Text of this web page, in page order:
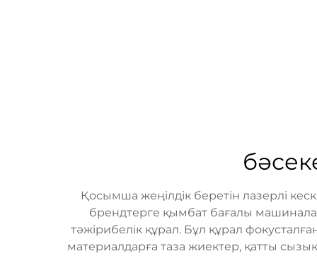
Қосымша жеңілдік беретін лазерлі
брендтерге қымбат бағалы
тәжірибелік құрал. Бұл құрал
материалдарға таза жиектер, қатты